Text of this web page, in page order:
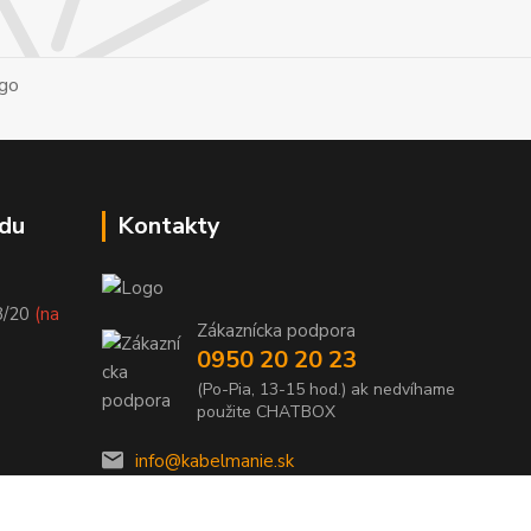
20 (na
Kontakty
Zákaznícka podpora
0950 20 20 23
(Po-Pia, 13-15 hod.) ak nedvíhame
použite CHATBOX
info@kabelmanie.sk